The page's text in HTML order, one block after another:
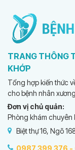
TRANG THÔNG
KHỚP
Tổng hợp kiến thức
cho bệnh nhân
Đơn vị chủ quản:
Phòng khám chuyên
Biệt thự 16, Ngõ
0987 399 376 -